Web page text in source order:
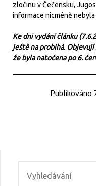
zločinu v Čečensku,
informace nicméně
Ke dni vydání článku
ještě na probíhá. Objevují
že byla natočena po 6.
Publikováno